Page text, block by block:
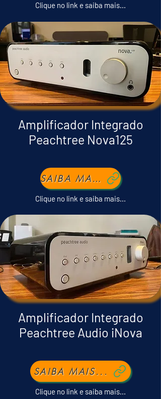
Clique no link e saiba mais...
Amplificador Integrado
Peachtree Nova125
SAIBA MAIS...
Clique no link e saiba mais...
Amplificador Integrado
Peachtree Audio iNova
SAIBA MAIS...
Clique no link e saiba mais...